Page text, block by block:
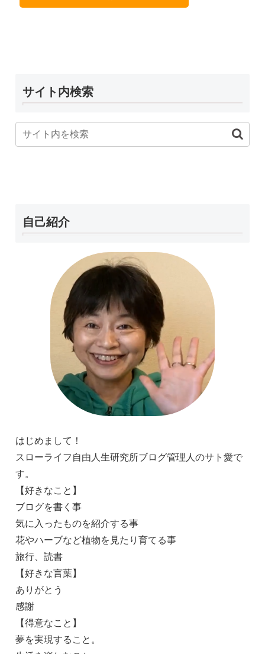
サイト内検索
自己紹介
はじめまして！
スローライフ自由人生研究所ブログ管理人のサト愛で
す。
【好きなこと】
ブログを書く事
気に入ったものを紹介する事
花やハーブなど植物を見たり育てる事
旅行、読書
【好きな言葉】
ありがとう
感謝
【得意なこと】
夢を実現すること。